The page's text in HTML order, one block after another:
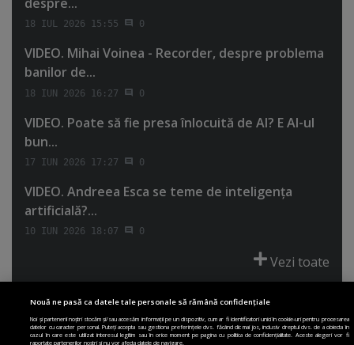
18 IUL 2026 15:55 0
VIDEO. Mihai Voinea - Recorder, despre problema
banilor de...
18 IUN 2026 16:27 0
VIDEO. Poate să fie presa înlocuită de AI? E AI-ul
bun...
17 IUN 2026 17:27 0
VIDEO. Andreea Esca se teme de inteligenţa
artificială?...
10 IUN 2026 18:07 0
Vezi toate
Nouă ne pasă ca datele tale personale să rămână confidențiale
Noi și partenerii noștri stocăm și/sau accesăm informații pe un dispozitiv, cum ar fi identificatori unici în cookie-uri pentru procesarea
datelor cu caracter personal. Puteți accepta sau gestiona preferințele dvs. făcând clic mai jos, inclusiv dreptul dvs. de a obiecta în
cazul în care este utilizat interesul legitim sau în orice moment pe pagina cu politica de confidențialitate. Aceste alegeri vor fi
raportate partenerilor noștri și nu vor afecta datele de navigare.